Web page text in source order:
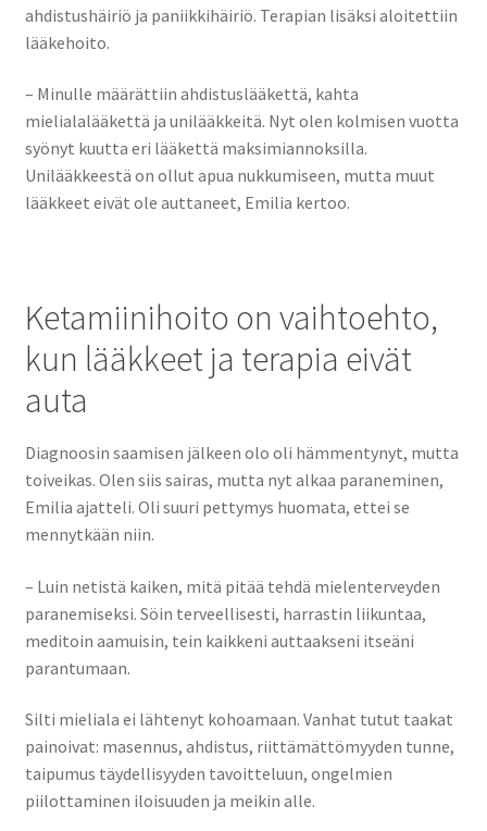
ahdistushäiriö ja paniikkihäiriö. Terapian lisäksi aloitettiin
lääkehoito.
– Minulle määrättiin ahdistuslääkettä, kahta
mielialalääkettä ja unilääkkeitä. Nyt olen kolmisen vuotta
syönyt kuutta eri lääkettä maksimiannoksilla.
Unilääkkeestä on ollut apua nukkumiseen, mutta muut
lääkkeet eivät ole auttaneet, Emilia kertoo.
Ketamiinihoito on vaihtoehto,
kun lääkkeet ja terapia eivät
auta
Diagnoosin saamisen jälkeen olo oli hämmentynyt, mutta
toiveikas. Olen siis sairas, mutta nyt alkaa paraneminen,
Emilia ajatteli. Oli suuri pettymys huomata, ettei se
mennytkään niin.
– Luin netistä kaiken, mitä pitää tehdä mielenterveyden
paranemiseksi. Söin terveellisesti, harrastin liikuntaa,
meditoin aamuisin, tein kaikkeni auttaakseni itseäni
parantumaan.
Silti mieliala ei lähtenyt kohoamaan. Vanhat tutut taakat
painoivat: masennus, ahdistus, riittämättömyyden tunne,
taipumus täydellisyyden tavoitteluun, ongelmien
piilottaminen iloisuuden ja meikin alle.